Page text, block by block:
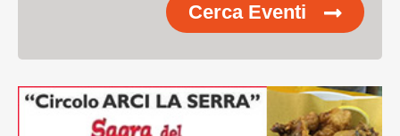
Cerca Eventi